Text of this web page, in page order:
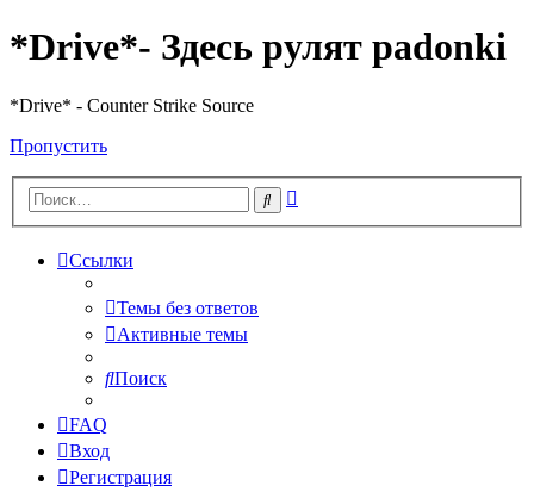
*Drive*- Здесь рулят padonki
*Drive* - Counter Strike Source
Пропустить
Поиск
Ссылки
Темы без ответов
Активные темы
Поиск
FAQ
Вход
Регистрация